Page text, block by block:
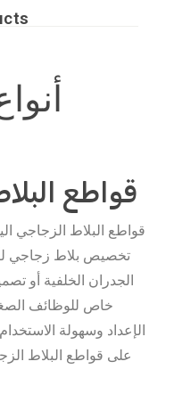
قواطع
قواطع البلاط الزجاجي
تخصيص بلاط زجاجي
الجدران الخلفية أو
خاص للوظائف
الإعداد وسهولة
على قواطع البلاط